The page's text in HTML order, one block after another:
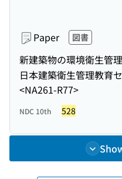
Paper 図書
新建築物の環境衛生管
日本建築衛生管理教育
<NA261-R77>
NDC 10th 528